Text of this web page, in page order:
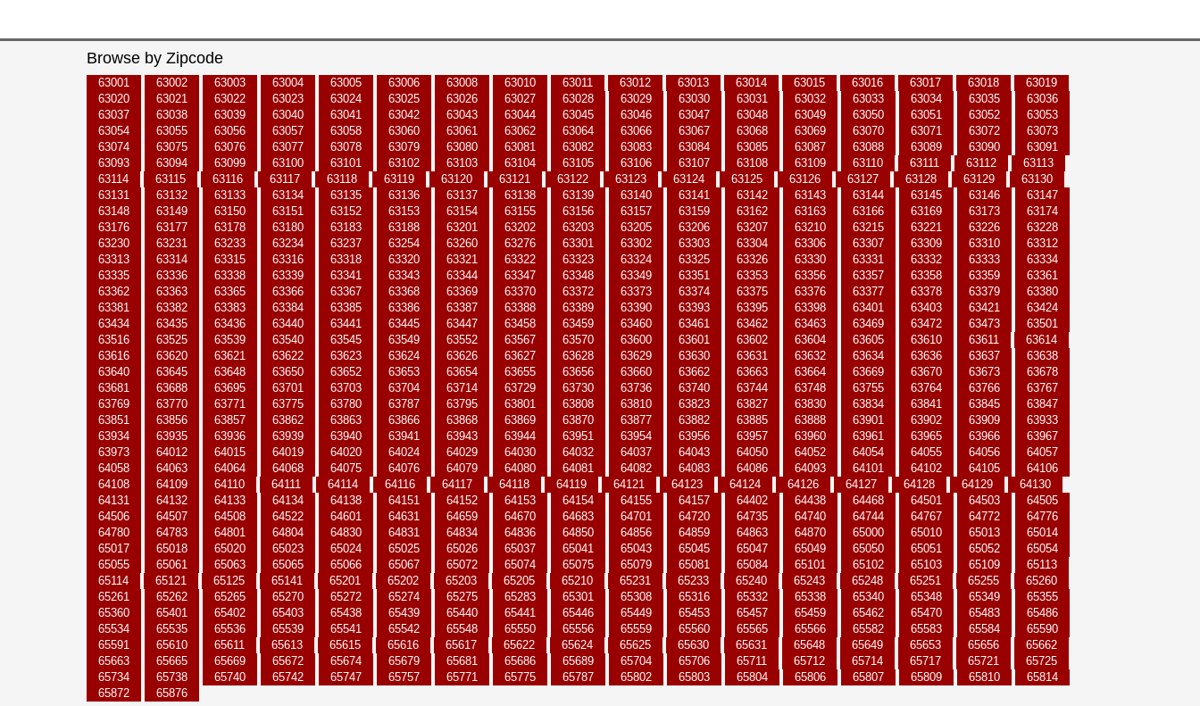
Browse by Zipcode
63001 63002 63003 63004 63005 63006 63008 63010 63011 63012 63013 63014 63015 63016 63017 63018
63019
63020
63021 63022 63023 63024 63025 63026 63027 63028 63029 63030 63031 63032 63033 63034 63035
63036
63037
63038 63039 63040 63041 63042 63043 63044 63045 63046 63047 63048 63049 63050 63051 63052
63053
63054
63055 63056 63057 63058 63060 63061 63062 63064 63066 63067 63068 63069 63070 63071 63072
63073
63074
63075 63076 63077 63078 63079 63080 63081 63082 63083 63084 63085 63087 63088 63089 63090
63091
63093
63094 63099 63100 63101 63102 63103 63104 63105 63106 63107 63108 63109 63110 63111 63112
63113
63114
63115 63116 63117 63118 63119 63120 63121 63122 63123 63124 63125 63126 63127 63128 63129
63130
63131
63132 63133 63134 63135 63136 63137 63138 63139 63140 63141 63142 63143 63144 63145 63146
63147
63148
63149 63150 63151 63152 63153 63154 63155 63156 63157 63159 63162 63163 63166 63169 63173
63174
63176
63177 63178 63180 63183 63188 63201 63202 63203 63205 63206 63207 63210 63215 63221 63226
63228
63230
63231 63233 63234 63237 63254 63260 63276 63301 63302 63303 63304 63306 63307 63309 63310
63312
63313
63314 63315 63316 63318 63320 63321 63322 63323 63324 63325 63326 63330 63331 63332 63333
63334
63335
63336 63338 63339 63341 63343 63344 63347 63348 63349 63351 63353 63356 63357 63358 63359
63361
63362
63363 63365 63366 63367 63368 63369 63370 63372 63373 63374 63375 63376 63377 63378 63379
63380
63381
63382 63383 63384 63385 63386 63387 63388 63389 63390 63393 63395 63398 63401 63403 63421
63424
63434
63435 63436 63440 63441 63445 63447 63458 63459 63460 63461 63462 63463 63469 63472 63473
63501
63516
63525 63539 63540 63545 63549 63552 63567 63570 63600 63601 63602 63604 63605 63610 63611
63614
63616
63620 63621 63622 63623 63624 63626 63627 63628 63629 63630 63631 63632 63634 63636 63637
63638
63640
63645 63648 63650 63652 63653 63654 63655 63656 63660 63662 63663 63664 63669 63670 63673
63678
63681
63688 63695 63701 63703 63704 63714 63729 63730 63736 63740 63744 63748 63755 63764 63766
63767
63769
63770 63771 63775 63780 63787 63795 63801 63808 63810 63823 63827 63830 63834 63841 63845
63847
63851
63856 63857 63862 63863 63866 63868 63869 63870 63877 63882 63885 63888 63901 63902 63909
63933
63934
63935 63936 63939 63940 63941 63943 63944 63951 63954 63956 63957 63960 63961 63965 63966
63967
63973
64012 64015 64019 64020 64024 64029 64030 64032 64037 64043 64050 64052 64054 64055 64056
64057
64058
64063 64064 64068 64075 64076 64079 64080 64081 64082 64083 64086 64093 64101 64102 64105
64106
64108
64109 64110 64111 64114 64116 64117 64118 64119 64121 64123 64124 64126 64127 64128 64129
64130
64131
64132 64133 64134 64138 64151 64152 64153 64154 64155 64157 64402 64438 64468 64501 64503
64505
64506
64507 64508 64522 64601 64631 64659 64670 64683 64701 64720 64735 64740 64744 64767 64772
64776
64780
64783 64801 64804 64830 64831 64834 64836 64850 64856 64859 64863 64870 65000 65010 65013
65014
65017
65018 65020 65023 65024 65025 65026 65037 65041 65043 65045 65047 65049 65050 65051 65052
65054
65055
65061 65063 65065 65066 65067 65072 65074 65075 65079 65081 65084 65101 65102 65103 65109
65113
65114
65121 65125 65141 65201 65202 65203 65205 65210 65231 65233 65240 65243 65248 65251 65255
65260
65261
65262 65265 65270 65272 65274 65275 65283 65301 65308 65316 65332 65338 65340 65348 65349
65355
65360
65401 65402 65403 65438 65439 65440 65441 65446 65449 65453 65457 65459 65462 65470 65483
65486
65534
65535 65536 65539 65541 65542 65548 65550 65556 65559 65560 65565 65566 65582 65583 65584
65590
65591
65610 65611 65613 65615 65616 65617 65622 65624 65625 65630 65631 65648 65649 65653 65656
65662
65663
65665 65669 65672 65674 65679 65681 65686 65689 65704 65706 65711 65712 65714 65717 65721
65725
65734
65738 65740 65742 65747 65757 65771 65775 65787 65802 65803 65804 65806 65807 65809 65810
65814
65872
65876